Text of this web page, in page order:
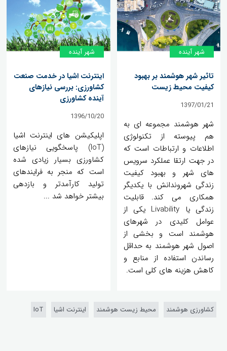
شهر آینده
تاثیر شهر هوشمند بر بهبود
کیفیت محیط زیست
1397/01/21
شهر هوشمند مجموعه ای به
هم پیوسته از تکنولوژی
اطلاعات و ارتباطات است که
در جهت ارتقا عملکرد سرویس
های شهر و بهبود کیفیت
زندگی شهروندانش با یکدیگر
همکاری می کند. قابلیت
زندگی یا Livability یکی از
عوامل کلیدی در شهرهای
هوشمند است و بخشی از
اصول شهر هوشمند به حداقل
رساندن استفاده از منابع و
کاهش هزینه های کلی است.
شهر آینده
اینترنت اشیا در خدمت صنعت
کشاورزی: بررسی نیازهای
آینده کشاورزی
1396/10/20
اپلیکیشن های اینترنت اشیا
(IoT) پاسخگویی نیازهای
کشاورزی بسیار زیادی شده
است که منجر به فرایندهای
تولید کارآمدتر و بازدهی
بیشتر خواهد شد ...
کشاورزی هوشمند محیط زیست هوشمند اینترنت اشیا IoT